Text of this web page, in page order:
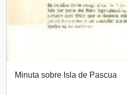
Minuta sobre Isla de Pascua